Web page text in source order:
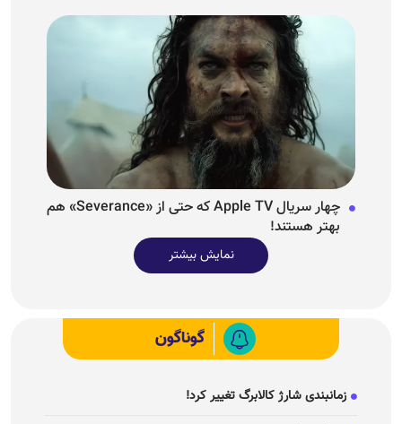
چهار سریال Apple TV که حتی از «Severance» هم
بهتر هستند!
نمایش بیشتر
گوناگون
زمانبندی شارژ کالابرگ تغییر کرد!